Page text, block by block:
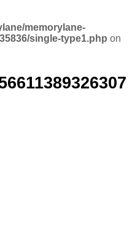
memorylane-
single-type1.php on